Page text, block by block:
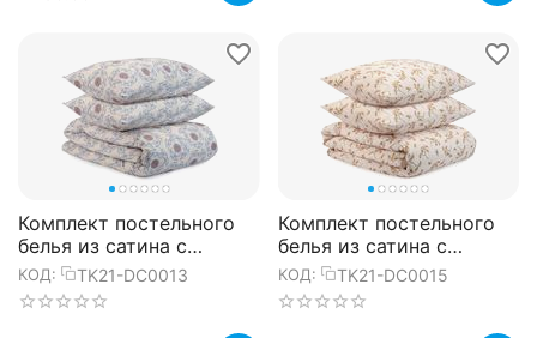
Комплект постельного
белья из сатина с
принтом 'Воздушный
цветок' из коллекции
Prairie,...
КОД: TK21-DC0013
Комплект постельного
белья из сатина с
принтом 'Степное
цветение' из коллекции
Prairie,...
КОД: TK21-DC0015